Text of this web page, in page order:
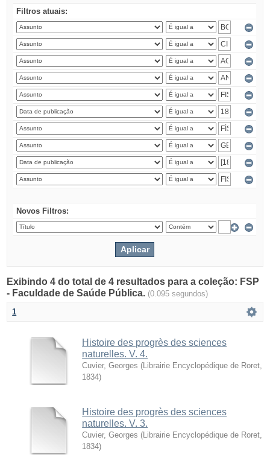
Filtros atuais:
Novos Filtros:
Exibindo 4 do total de 4 resultados para a coleção: FSP
- Faculdade de Saúde Pública. (0.095 segundos)
1
Histoire des progrès des sciences
naturelles. V. 4.
Cuvier, Georges ( Librairie Encyclopédique de Roret
1834)
Histoire des progrès des sciences
naturelles. V. 3.
Cuvier, Georges ( Librairie Encyclopédique de Roret
1834)